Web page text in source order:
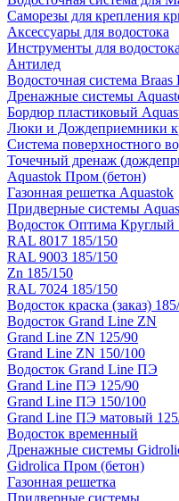
Саморезы для крепления
Аксессуары для водостока
Инструменты для водостока
Антилед
Водосточная система
Дренажные системы
Бордюр пластиковый
Люки и Дождеприемники
Система поверхностного
Точечный дренаж
Aquastok Пром (бетон)
Газонная решетка Aquastok
Придверные системы
Водосток Оптима Круглый
RAL 8017 185/150
RAL 9003 185/150
Zn 185/150
RAL 7024 185/150
Водосток краска (заказ)
Водосток Grand Line ZN
Grand Line ZN 125/90
Grand Line ZN 150/100
Водосток Grand Line ПЭ
Grand Line ПЭ 125/90
Grand Line ПЭ 150/100
Grand Line ПЭ матовый
Водосток временный
Дренажные системы
Gidrolica Пром (бетон)
Газонная решетка
Придверные системы